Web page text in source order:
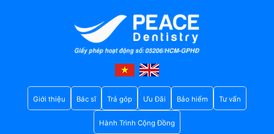
Giới thiệu Bác sĩ Trả góp Ưu Đãi Bảo hiểm Tư vấn
Hành Trình Cộng Đồng